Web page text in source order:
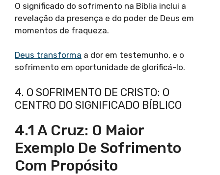
O significado do sofrimento na Bíblia inclui a
revelação da presença e do poder de Deus em
momentos de fraqueza.
Deus transforma a dor em testemunho, e o
sofrimento em oportunidade de glorificá-lo.
4. O SOFRIMENTO DE CRISTO: O
CENTRO DO SIGNIFICADO BÍBLICO
4.1 A Cruz: O Maior
Exemplo De Sofrimento
Com Propósito